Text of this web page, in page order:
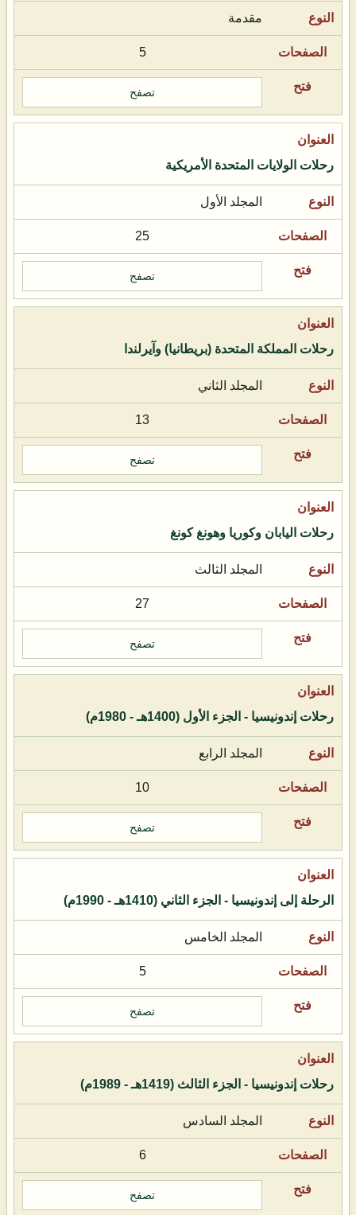
مقدمة
5
تصفح
رحلات الولايات المتحدة الأمريكية
المجلد الأول
25
تصفح
رحلات المملكة المتحدة (بريطانيا) وآيرلندا
المجلد الثاني
13
تصفح
رحلات اليابان وكوريا وهونغ كونغ
المجلد الثالث
27
تصفح
رحلات إندونيسيا - الجزء الأول (1400هـ - 1980م)
المجلد الرابع
10
تصفح
الرحلة إلى إندونيسيا - الجزء الثاني (1410هـ - 1990م)
المجلد الخامس
5
تصفح
رحلات إندونيسيا - الجزء الثالث (1419هـ - 1989م)
المجلد السادس
6
تصفح